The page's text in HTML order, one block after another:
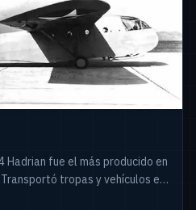
fue el más producido en
tropas y vehículos en
y Birmania.